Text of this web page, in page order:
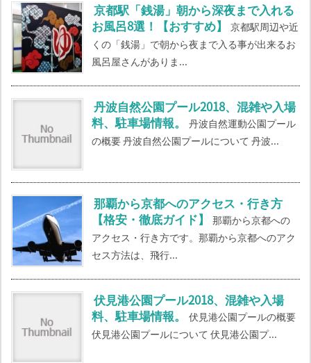
京都駅「銭湯」朝から深夜まで入れる
お風呂8選！【おすすめ】
京都駅周辺や近
くの「銭湯」で朝から夜まで入る事が出来るお
風呂屋さんがありま...
丹波自然公園プール2018、混雑や入場
料、駐車場情報。
丹波自然運動公園プール
の概要 丹波自然公園プールについて 丹波...
那覇から京都へのアクセス・行き方
【格安・徹底ガイド】
那覇から京都への
アクセス・行き方です。那覇から京都へのアク
セス方法は、飛行...
伏見港公園プール2018、混雑や入場
料、駐車場情報。
伏見港公園プールの概要
伏見港公園プールについて 伏見港公園プ...